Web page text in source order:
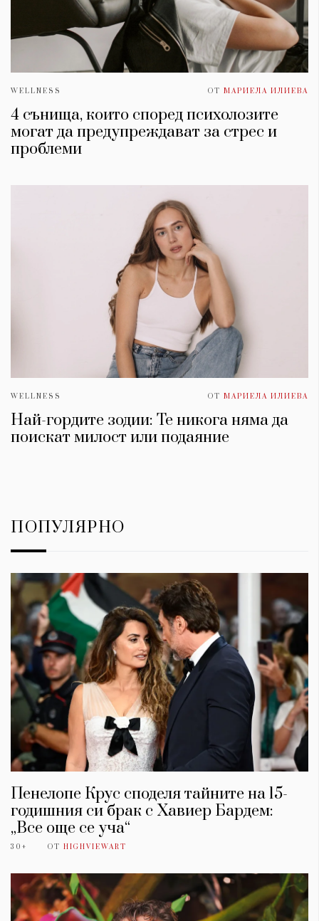
WELLNESS ОТ МАРИЕЛА ИЛИЕВА
4 сънища, които според психолозите
могат да предупреждават за стрес и
проблеми
WELLNESS ОТ МАРИЕЛА ИЛИЕВА
Най-гордите зодии: Те никога няма да
поискат милост или подаяние
ПОПУЛЯРНО
Пенелопе Крус споделя тайните на 15-
годишния си брак с Хавиер Бардем:
„Все още се уча“
30+ ОТ HIGHVIEWART